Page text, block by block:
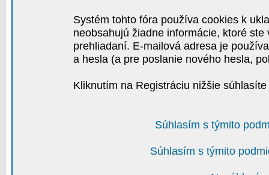
Systém tohto fóra používa cookies k
neobsahujú žiadne informácie, ktoré
prehliadaní. E-mailová adresa je
a hesla (a pre poslanie nového hesla,
Kliknutím na Registráciu nižšie
Súhlasím s týmito
Súhlasím s týmito